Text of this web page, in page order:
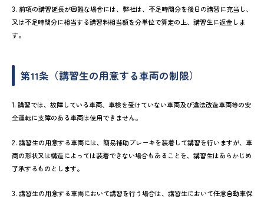
3. 前項の講習延長が困難な場合には、弊社は、不足時間分を後日の講習に充当し、
又は不足時間分に相当する講習料相当額を分単位で算定の上、講習生に返金しま
す。
第11条（講習生の用意する車両の制限）
1. 講習では、故障している車両、車検を受けていない車両及び違法改造車両等の安
全運転に支障のある車両は使用できません。
2. 講習生の用意する車両には、簡易補助ブレーキを装着して講習を行いますが、車
両の形状又は構造によっては装着できない場合もあることを、講習生はあらかじめ
了承するものとします。
3. 講習生の用意する車両において講習を行う場合は、講習生において任意自動車保